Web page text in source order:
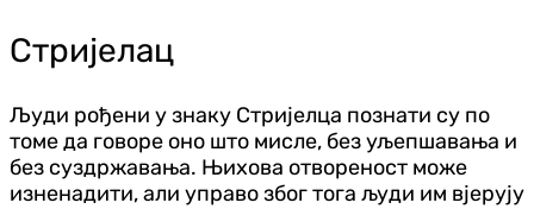
Стријелац
Људи рођени у знаку Стријелца познати су по
томе да говоре оно што мисле, без уљепшавања и
без суздржавања. Њихова отвореност може
изненадити, али управо због тога људи им вјерују